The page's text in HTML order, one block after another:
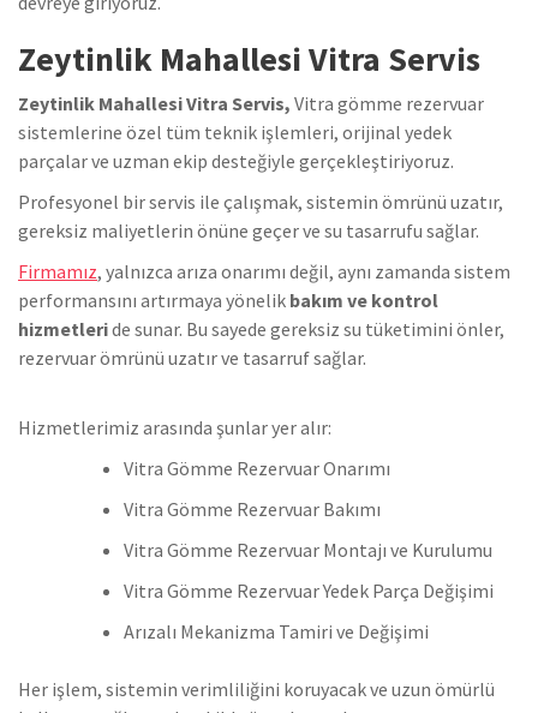
Zeytinlik Mahallesi Vitra Servis
Zeytinlik Mahallesi Vitra Servis, Vitra gömme rezervuar
sistemlerine özel tüm teknik işlemleri, orijinal yedek
parçalar ve uzman ekip desteğiyle gerçekleştiriyoruz.
Profesyonel bir servis ile çalışmak, sistemin ömrünü uzatır,
gereksiz maliyetlerin önüne geçer ve su tasarrufu sağlar.
Firmamız, yalnızca arıza onarımı değil, aynı zamanda sistem
performansını artırmaya yönelik bakım ve kontrol
hizmetleride sunar. Bu sayede gereksiz su tüketimini önler,
rezervuar ömrünü uzatır ve tasarruf sağlar.
Hizmetlerimiz arasında şunlar yer alır:
Vitra Gömme Rezervuar Onarımı
Vitra Gömme Rezervuar Bakımı
Vitra Gömme Rezervuar Montajı ve Kurulumu
Vitra Gömme Rezervuar Yedek Parça Değişimi
Arızalı Mekanizma Tamiri ve Değişimi
Her işlem, sistemin verimliliğini koruyacak ve uzun ömürlü